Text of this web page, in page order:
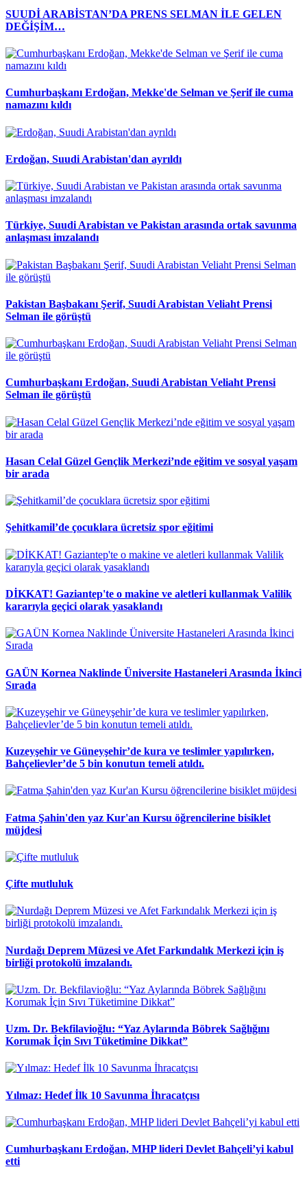
SUUDİ ARABİSTAN’DA PRENS SELMAN İLE GELEN
DEĞİŞİM…
Cumhurbaşkanı Erdoğan, Mekke'de Selman ve Şerif ile cuma
namazını kıldı
Erdoğan, Suudi Arabistan'dan ayrıldı
Türkiye, Suudi Arabistan ve Pakistan arasında ortak savunma
anlaşması imzalandı
Pakistan Başbakanı Şerif, Suudi Arabistan Veliaht Prensi
Selman ile görüştü
Cumhurbaşkanı Erdoğan, Suudi Arabistan Veliaht Prensi
Selman ile görüştü
Hasan Celal Güzel Gençlik Merkezi’nde eğitim ve sosyal yaşam
bir arada
Şehitkamil’de çocuklara ücretsiz spor eğitimi
DİKKAT! Gaziantep'te o makine ve aletleri kullanmak Valilik
kararıyla geçici olarak yasaklandı
GAÜN Kornea Naklinde Üniversite Hastaneleri Arasında İkinci
Sırada
Kuzeyşehir ve Güneyşehir’de kura ve teslimler yapılırken,
Bahçelievler’de 5 bin konutun temeli atıldı.
Fatma Şahin'den yaz Kur'an Kursu öğrencilerine bisiklet
müjdesi
Çifte mutluluk
Nurdağı Deprem Müzesi ve Afet Farkındalık Merkezi için iş
birliği protokolü imzalandı.
Uzm. Dr. Bekfilavioğlu: “Yaz Aylarında Böbrek Sağlığını
Korumak İçin Sıvı Tüketimine Dikkat”
Yılmaz: Hedef İlk 10 Savunma İhracatçısı
Cumhurbaşkanı Erdoğan, MHP lideri Devlet Bahçeli’yi kabul
etti